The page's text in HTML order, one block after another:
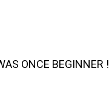
ONCE BEGINNER !